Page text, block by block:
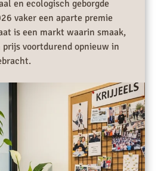
en ecologisch geborgde
vaker een aparte premie
is een markt waarin smaak,
prijs voortdurend opnieuw in